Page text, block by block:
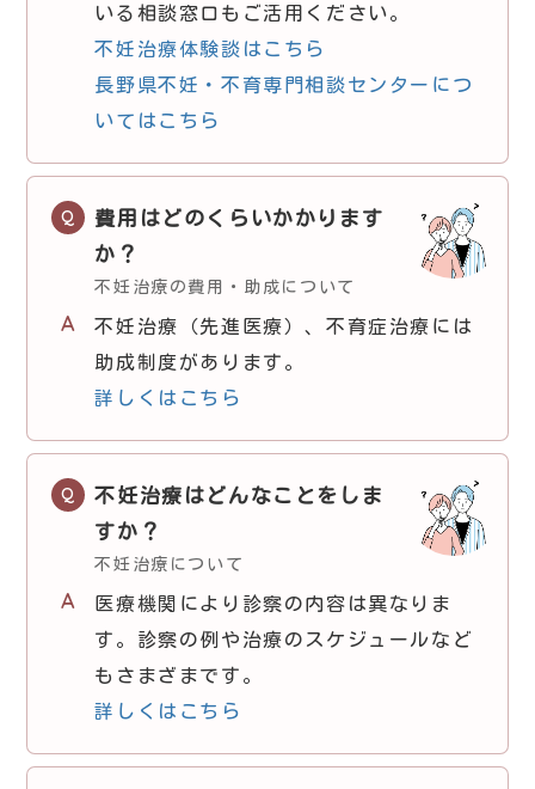
いる相談窓口もご活用ください。
不妊治療体験談はこちら
長野県不妊・不育専門相談センターにつ
いてはこちら
費用はどのくらいかかります
か？
不妊治療の費用・助成について
不妊治療（先進医療）、不育症治療には
助成制度があります。
詳しくはこちら
不妊治療はどんなことをしま
すか？
不妊治療について
医療機関により診察の内容は異なりま
す。診察の例や治療のスケジュールなど
もさまざまです。
詳しくはこちら